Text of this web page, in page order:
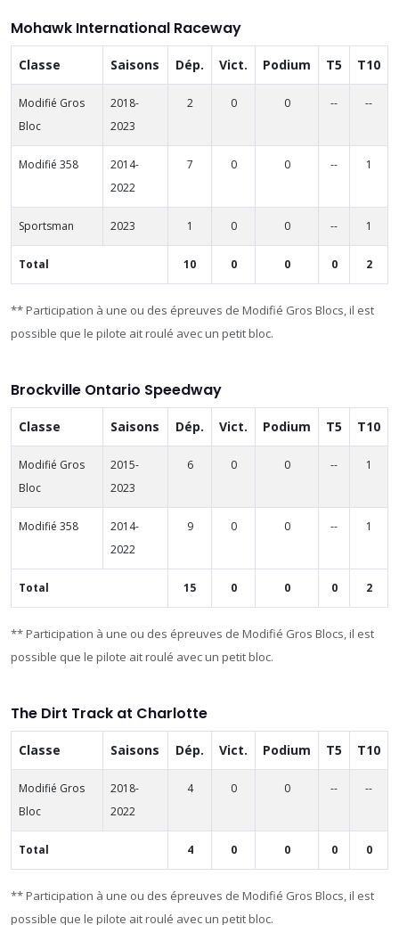
Mohawk International Raceway
Classe Saisons Dép. Vict. Podium T5 T10
Modifié Gros
Bloc
2018-
2023
2 0 0 -- --
Modifié 358
2014-
2022
7 0 0 -- 1
Sportsman 2023 1 0 0 -- 1
Total 10 0 0 0 2
** Participation à une ou des épreuves de Modifié Gros Blocs, il est
possible que le pilote ait roulé avec un petit bloc.
Brockville Ontario Speedway
Classe Saisons Dép. Vict. Podium T5 T10
Modifié Gros
Bloc
2015-
2023
6 0 0 -- 1
Modifié 358
2014-
2022
9 0 0 -- 1
Total 15 0 0 0 2
** Participation à une ou des épreuves de Modifié Gros Blocs, il est
possible que le pilote ait roulé avec un petit bloc.
The Dirt Track at Charlotte
Classe Saisons Dép. Vict. Podium T5 T10
Modifié Gros
Bloc
2018-
2022
4 0 0 -- --
Total 4 0 0 0 0
** Participation à une ou des épreuves de Modifié Gros Blocs, il est
possible que le pilote ait roulé avec un petit bloc.